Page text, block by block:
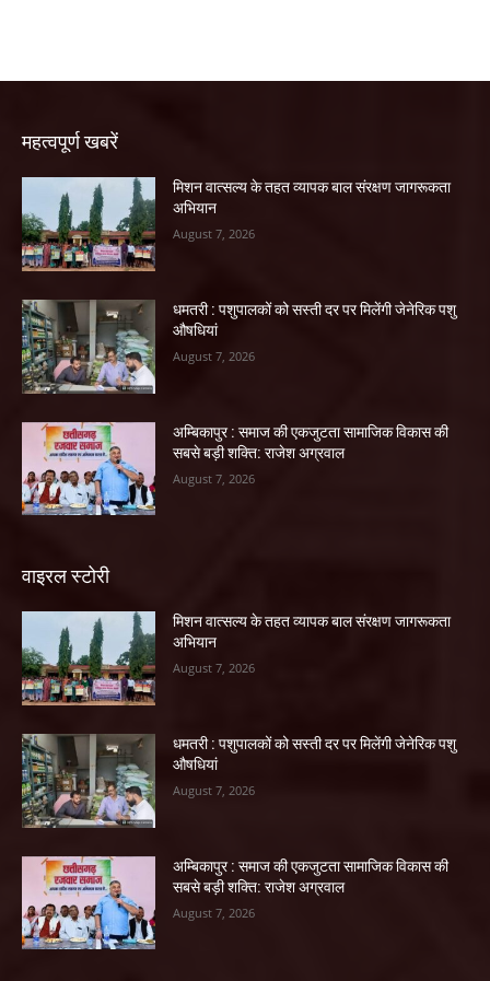
महत्वपूर्ण खबरें
मिशन वात्सल्य के तहत व्यापक बाल संरक्षण जागरूकता
अभियान
August 7, 2026
धमतरी : पशुपालकों को सस्ती दर पर मिलेंगी जेनेरिक पशु
औषधियां
August 7, 2026
अम्बिकापुर : समाज की एकजुटता सामाजिक विकास की
सबसे बड़ी शक्ति: राजेश अग्रवाल
August 7, 2026
वाइरल स्टोरी
मिशन वात्सल्य के तहत व्यापक बाल संरक्षण जागरूकता
अभियान
August 7, 2026
धमतरी : पशुपालकों को सस्ती दर पर मिलेंगी जेनेरिक पशु
औषधियां
August 7, 2026
अम्बिकापुर : समाज की एकजुटता सामाजिक विकास की
सबसे बड़ी शक्ति: राजेश अग्रवाल
August 7, 2026